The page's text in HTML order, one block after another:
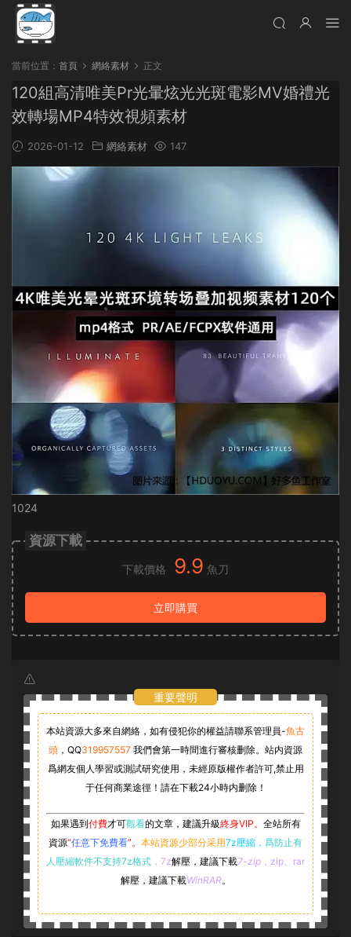
當前位置： 首頁 網絡素材 正文
120組高清唯美Pr光暈炫光光斑電影MV婚禮光
效轉場MP4特效視頻素材
2026-01-12 網絡素材 147
1024
資源下載
下載價格 9.9 魚刀
立即購買
重要聲明
本站資源大多來自網絡，如有侵犯你的權益請聯系管理員-魚古
頭 ， QQ319957557 我們會第一時間進行審核删除。站内資源
爲網友個人學習或測試研究使用，未經原版權作者許可,禁止用
于任何商業途徑！請在下載24小時内删除！
如果遇到付費才可觀看的文章，建議升級終身VIP。 全站所有
資源“任意下免費看”。 本站資源少部分采用7z壓縮， 爲防止有
人壓縮軟件不支持7z格式 ，7z解壓，建議下載7-zip ，zip、rar
解壓，建議下載WinRAR。